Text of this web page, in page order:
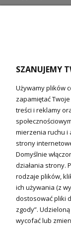
Ogrzewanie
Technika solarna
Fotowoltanika
Sterowniki i regulatory
Nagrzewnice i kurtyny
Kuchnia i
Kuchnia
Zlewozmywaki
Baterie kuchenne
Młynki do odpadów
SZANUJEMY
Używamy plików
zapamiętać
treści i reklamy
mierzenia ruchu i
strony
Domyślnie
działania strony.
rodzaje plików,
ich używania (z
dostosować pliki
zgody”.
wycofać lub